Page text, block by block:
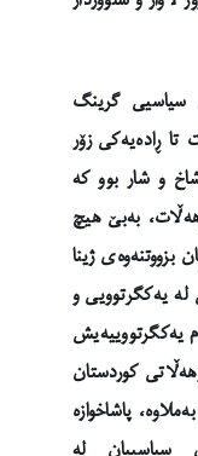
سیاسیی گرینگ
تا ڕادەیەکی زۆر
و شار بوو کە
بەبێ هیچ
بزووتنەوەی ژینا
یەکگرتوویی و
یەکگرتووییەیش
کوردستان
پاشاخوازە